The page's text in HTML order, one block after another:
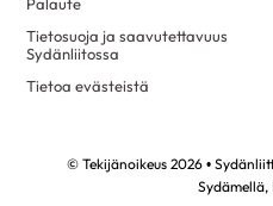
Palaute
Tietosuoja ja saavutettavuus
Sydänliitossa
Tietoa evästeistä
© Tekijänoikeus 2026 •
Sydämellä,